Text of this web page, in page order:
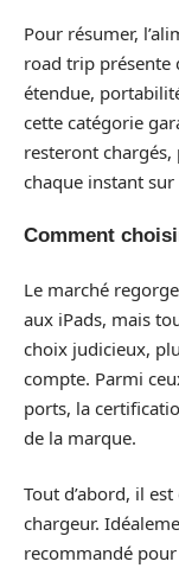
Pour résumer,
road trip présente
étendue,
cette catégorie
resteront
chaque instant
Comment
Le marché
aux iPads, mais
choix judicieux,
compte. Parmi
ports, la
de la marque.
Tout d’abord, il
chargeur.
recommandé